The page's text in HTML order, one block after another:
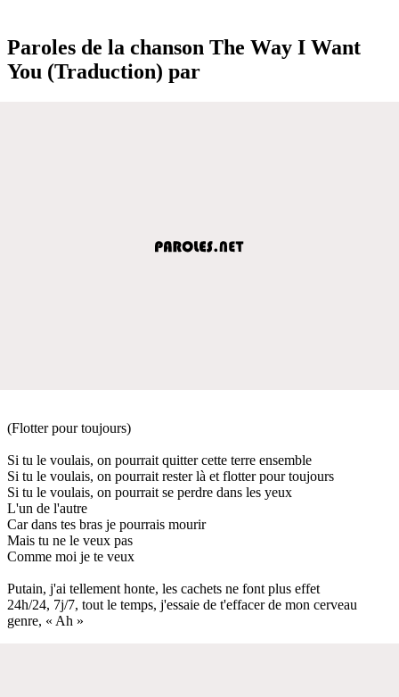
Paroles de la chanson The Way I Want
You (Traduction) par
(Flotter pour toujours)
Si tu le voulais, on pourrait quitter cette terre ensemble
Si tu le voulais, on pourrait rester là et flotter pour toujours
Si tu le voulais, on pourrait se perdre dans les yeux
L'un de l'autre
Car dans tes bras je pourrais mourir
Mais tu ne le veux pas
Comme moi je te veux
Putain, j'ai tellement honte, les cachets ne font plus effet
24h/24, 7j/7, tout le temps, j'essaie de t'effacer de mon cerveau
genre, « Ah »